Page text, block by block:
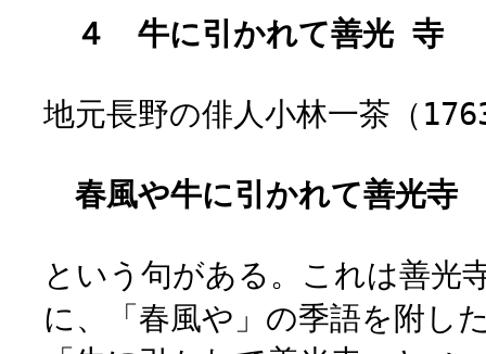
４ 牛に引かれて善光 寺
地元長野の俳人小林一茶（
春風や牛に引かれて善光寺
という句がある。これは善光
に、「春風や」の季語を附し